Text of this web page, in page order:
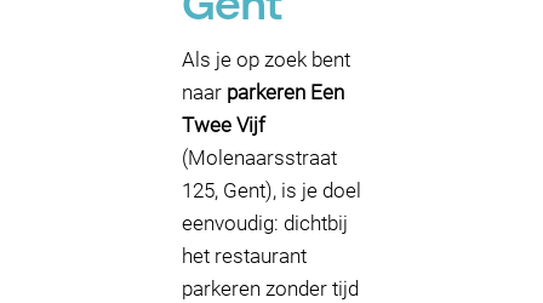
Als je op zoek bent
naar parkeren Een
Twee Vijf
(Molenaarsstraat
125, Gent), is je doel
eenvoudig: dichtbij
het restaurant
parkeren zonder tijd